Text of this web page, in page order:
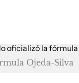
Ojeda-Silva